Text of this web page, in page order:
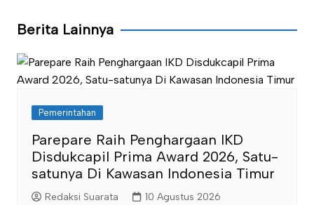
Berita Lainnya
Pemerintahan
Parepare Raih Penghargaan IKD
Disdukcapil Prima Award 2026, Satu-
satunya Di Kawasan Indonesia Timur
Redaksi Suarata 10 Agustus 2026